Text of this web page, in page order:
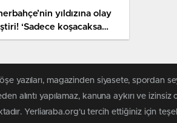
yıldızına olay
‘Sadece koşacaksa
grubu var’
yazıları, magazinden siyasete, spordan
alıntı yapılamaz, kanuna aykırı ve
Yerliaraba.org'u tercih ettiğiniz için